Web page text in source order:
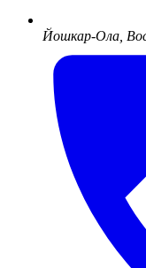
Йошкар-Ола,